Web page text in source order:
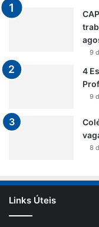
9
4
9
8
Links Úteis